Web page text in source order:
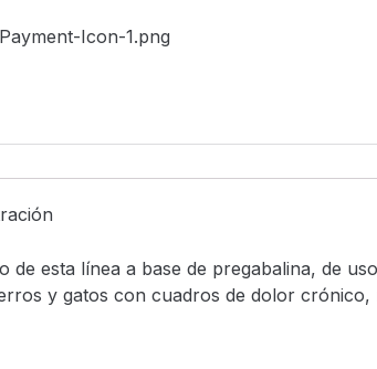
esta línea a base de pregabalina, de
y gatos con cuadros de dolor